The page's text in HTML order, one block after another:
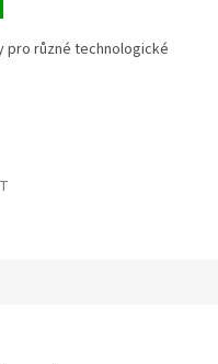
pro různé technologické